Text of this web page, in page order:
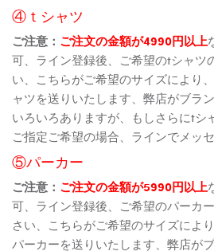
④ｔシャツ
ご注意： ご注文の金額が4990円以上
可、ライン登録後、ご希望のtシャツ
い、こちらがご希望のサイズにより
ャツを送りいたします、弊店がブラ
いろいろありますが、もしさらにtシ
ご指定ご希望の場合、ラインでメッ
⑤パーカー
ご注意： ご注文の金額が5990円以上
可、ライン登録後、ご希望のパーカ
さい、こちらがご希望のサイズによ
パーカーを送りいたします、弊店が